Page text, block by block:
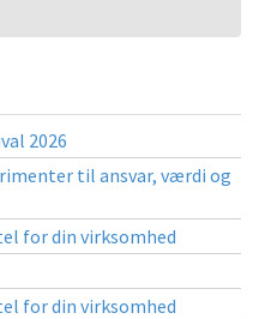
2026
til ansvar, værdi og
for din virksomhed
for din virksomhed